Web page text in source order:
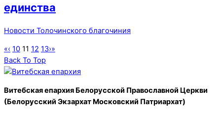
единства
Новости Толочинского благочиния
«‹ 10 11 12 13›»
Back To Top
Витебская епархия Белорусской Православной Церкви
(Белорусский Экзархат Московский Патриархат)